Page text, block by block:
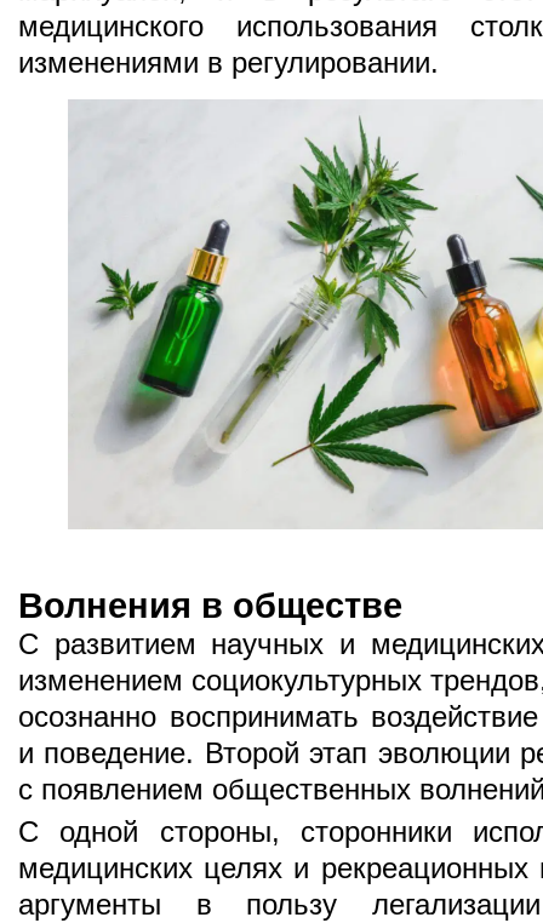
медицинского использования
изменениями в регулировании.
Волнения в обществе
С развитием научных и
изменением социокультурных
осознанно воспринимать
и поведение. Второй этап эволюции
с появлением общественных
С одной стороны, сторонники
медицинских целях и
аргументы в пользу